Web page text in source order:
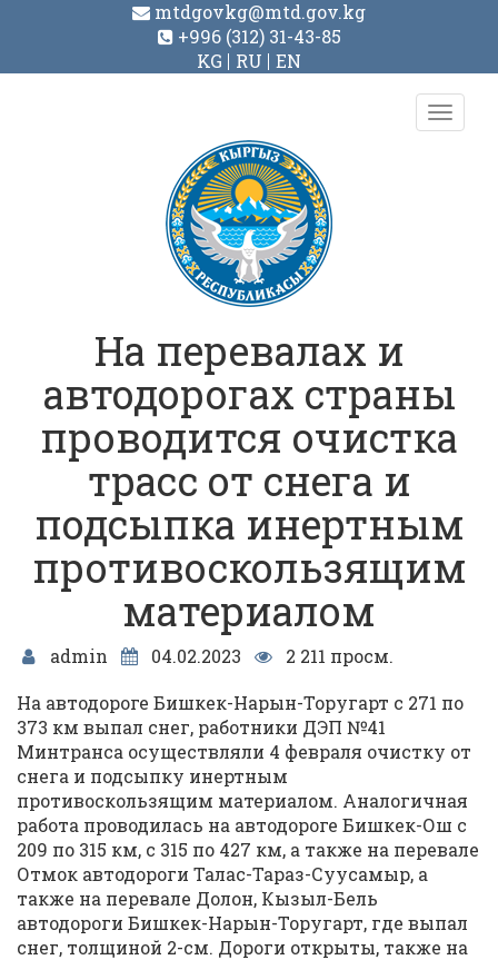
mtdgovkg@mtd.gov.kg
+996 (312) 31-43-85
KG
RU EN
Toggle
На перевалах и
автодорогах страны
проводится очистка
трасс от снега и
подсыпка инертным
противоскользящим
материалом
admin 04.02.2023
2 211 просм.
На автодороге Бишкек-Нарын-Торугарт с 271 по
373 км выпал снег, работники ДЭП №41
Минтранса осуществляли 4 февраля очистку от
снега и подсыпку инертным
противоскользящим материалом. Аналогичная
работа проводилась на автодороге Бишкек-Ош с
209 по 315 км, с 315 по 427 км, а также на перевале
Отмок автодороги Талас-Тараз-Суусамыр, а
также на перевале Долон, Кызыл-Бель
автодороги Бишкек-Нарын-Торугарт, где выпал
снег, толщиной 2-см. Дороги открыты, также на